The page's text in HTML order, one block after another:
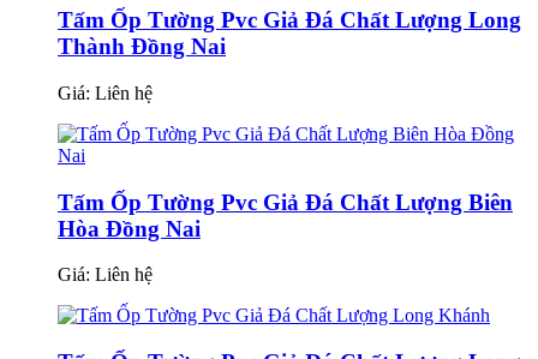
Tấm Ốp Tường Pvc Giả Đá Chất Lượng Long
Thành Đồng Nai
Giá: Liên hệ
Tấm Ốp Tường Pvc Giả Đá Chất Lượng Biên
Hòa Đồng Nai
Giá: Liên hệ